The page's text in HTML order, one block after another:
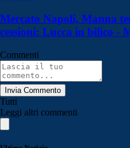
Mercato Napoli, Manna
cessioni: Lucca in bilico -
Commenti
Invia Commento
Tutti
Leggi altri commenti